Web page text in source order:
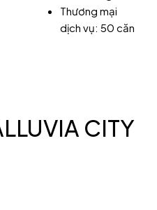
Thương mại
dịch vụ: 50 căn
CITY